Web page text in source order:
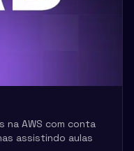
na AWS com conta
assistindo aulas